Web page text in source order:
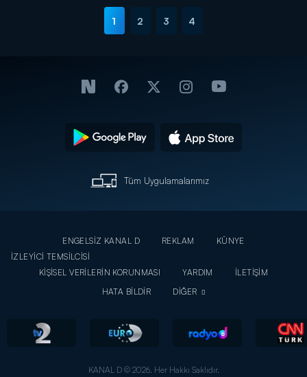
1 2 3 4
Tüm Uygulamalarımız
ENGELSİZ KANAL D REKLAM
KÜNYE
İZLEYİCİ TEMSİLCİSİ
KİŞİSEL VERİLERİN KORUNMASI
YARDIM
İLETİŞİM
HATA BİLDİR
DİĞER
KANAL D © 2026. Her Hakkı Saklıdır.